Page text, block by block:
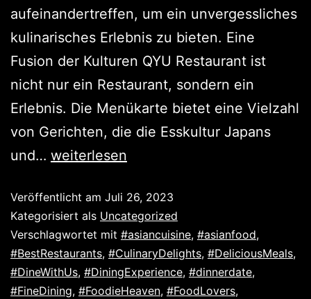
aufeinandertreffen, um ein unvergessliches
kulinarisches Erlebnis zu bieten. Eine
Fusion der Kulturen QYU Restaurant ist
nicht nur ein Restaurant, sondern ein
Erlebnis. Die Menükarte bietet eine Vielzahl
von Gerichten, die die Esskultur Japans
und… weiterlesen
Veröffentlicht am Juli 26, 2023
Kategorisiert als Uncategorized
Verschlagwortet mit #asiancuisine, #asianfood,
#BestRestaurants, #CulinaryDelights, #DeliciousMeals,
#DineWithUs, #DiningExperience, #dinnerdate,
#FineDining, #FoodieHeaven, #FoodLovers,